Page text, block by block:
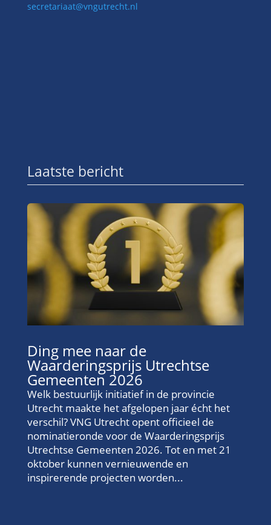
secretariaat@vngutrecht.nl
Laatste bericht
Ding mee naar de
Waarderingsprijs Utrechtse
Gemeenten 2026
Welk bestuurlijk initiatief in de provincie
Utrecht maakte het afgelopen jaar écht het
verschil? VNG Utrecht opent officieel de
nominatieronde voor de Waarderingsprijs
Utrechtse Gemeenten 2026. Tot en met 21
oktober kunnen vernieuwende en
inspirerende projecten worden...